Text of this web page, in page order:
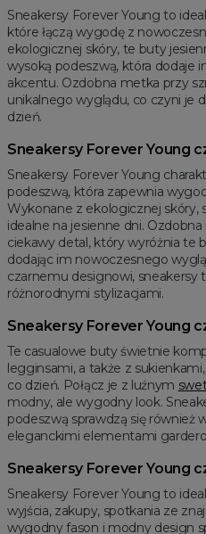
Sneakersy Forever Young to
które łączą wygodę z
ekologicznej skóry, te buty
wysoką podeszwą, która dodaje
akcentu. Ozdobna metka przy
unikalnego wyglądu, co czyni je
dzień.
Sneakersy Forever Young
Sneakersy Forever Young
podeszwą, która zapewnia
Wykonane z ekologicznej skóry,
idealne na jesienne dni.
ciekawy detal, który wyróżnia te
dodając im nowoczesnego
czarnemu designowi, sneakersy
różnorodnymi stylizacjami.
Sneakersy Forever Young
Te casualowe buty świetnie
legginsami, a także z
co dzień. Połącz je z luźnym
modny, ale wygodny look.
podeszwą sprawdzą się również
eleganckimi elementami
Sneakersy Forever Young
Sneakersy Forever Young to
wyjścia, zakupy, spotkania ze
wygodny fason i modny design